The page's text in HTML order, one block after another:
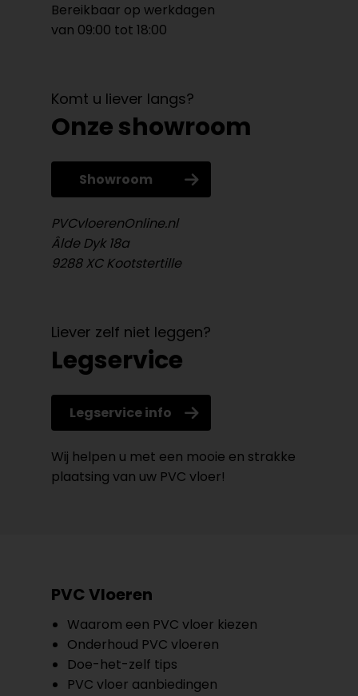
Bereikbaar op werkdagen
van 09:00 tot 18:00
Komt u liever langs?
Onze showroom
Showroom
PVCvloerenOnline.nl
Âlde Dyk 18a
9288 XC Kootstertille
Liever zelf niet leggen?
Legservice
Legservice info
Wij helpen u met een mooie en strakke
plaatsing van uw PVC vloer!
PVC Vloeren
Waarom een PVC vloer kiezen
Onderhoud PVC vloeren
Doe-het-zelf tips
PVC vloer aanbiedingen